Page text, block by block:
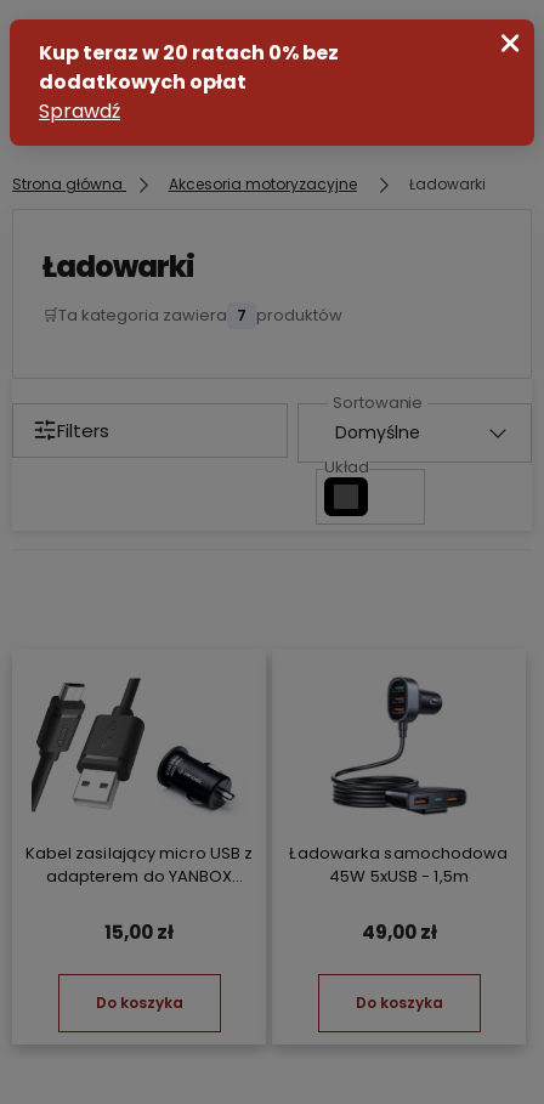
Strona główna Akcesoria motoryzacyjne Ładowarki
Ładowarki
🛒Ta kategoria zawiera 7 produktów
Filters
Układ
Kabel zasilający micro USB z
adapterem do YANBOX
15,00 zł
Do koszyka
Ładowarka samochodowa
45W 5xUSB - 1,5m
49,00 zł
Do koszyka